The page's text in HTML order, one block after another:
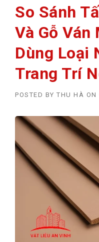
So Sánh
Và Gỗ Ván
Dùng Loại
Trang Trí
POSTED BY THU HÀ ON